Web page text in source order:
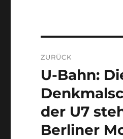
ZURÜCK
Vorheriger
Beitrag:
U-Bahn:
der U7
Berliner